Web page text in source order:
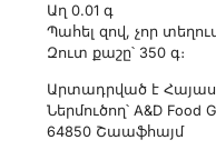
Աղ 0.01 գ
Պահել զով, չոր
Զուտ քաշը՝ 350 գ։
Արտադրված է
Ներմուծող՝ A&D
64850 Շաաֆհայմ